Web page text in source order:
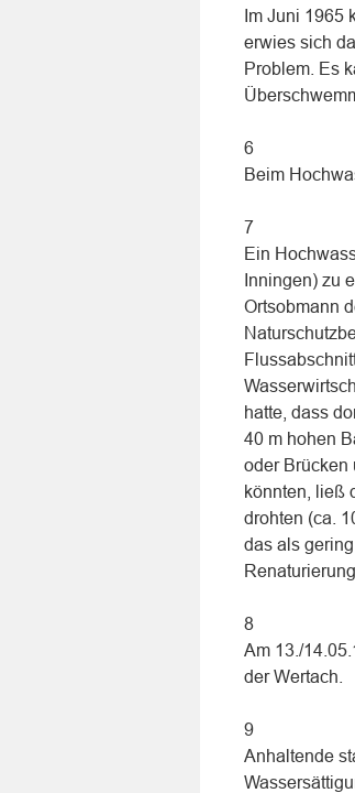
Im Juni 1965
erwies sich
Problem. Es
6
Beim
7
Ein
Inningen) zu
Ortsobmann
hatte, dass
40 m hohen
oder Brücken
könnten, ließ
drohten (ca.
das als
8
Am 13./
der Wertach.
9
Anhaltende